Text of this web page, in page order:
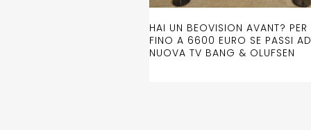
HAI UN BEOVISION AVANT? PER
FINO A 6600 EURO SE PASSI
NUOVA TV BANG & OLUFSEN